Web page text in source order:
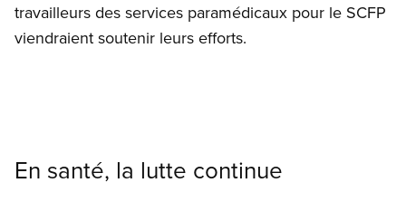
travailleurs des services paramédicaux pour le SCFP
viendraient soutenir leurs efforts.
En santé, la lutte continue